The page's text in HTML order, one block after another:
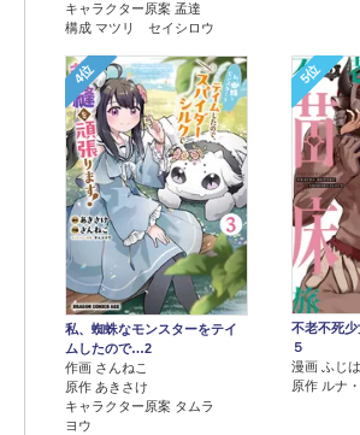
キャラクター原案 孟達
構成 マツリ セイシロウ
4位
私、蜘蛛なモンスターをテイ
ムしたので…2
作画 さんねこ
原作 あきさけ
キャラクター原案 タムラ
ヨウ
5位
不老不死
５
漫画 ふじ
原作 ルナ